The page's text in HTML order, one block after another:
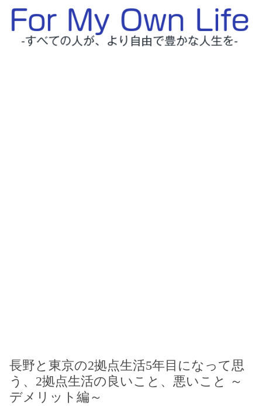
長野と東京の2拠点生活5年目になって思
う、2拠点生活の良いこと、悪いこと ～
デメリット編～